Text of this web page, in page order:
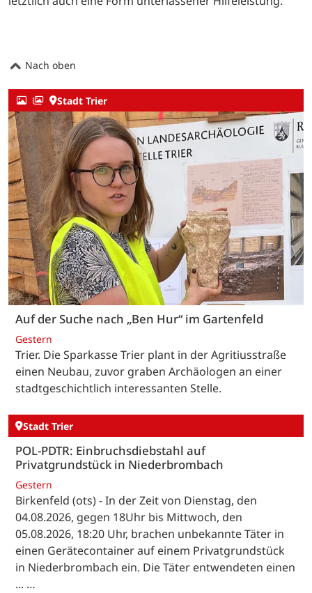
Nach oben
Stadt Trier
Auf der Suche nach „Ben Hur“ im Gartenfeld
Gestern
Trier. Die Sparkasse Trier plant in der Agritiusstraße
einen Neubau, zuvor graben Archäologen an einer
stadtgeschichtlich interessanten Stelle.
Stadt Trier
POL-PDTR: Einbruchsdiebstahl auf
Privatgrundstück in Niederbrombach
Gestern
Birkenfeld (ots) - In der Zeit von Dienstag, den
04.08.2026, gegen 18Uhr bis Mittwoch, den
05.08.2026, 18:20 Uhr, brachen unbekannte Täter in
einen Gerätecontainer auf einem Privatgrundstück
in Niederbrombach ein. Die Täter entwendeten einen
... …